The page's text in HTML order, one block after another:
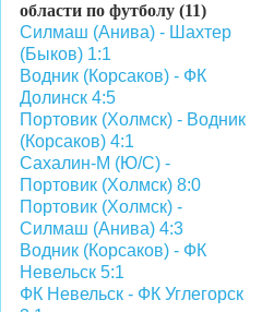
области по футболу (11)
Силмаш (Анива) - Шахтер
(Быков) 1:1
Водник (Корсаков) - ФК
Долинск 4:5
Портовик (Холмск) - Водник
(Корсаков) 4:1
Сахалин-М (Ю/С) -
Портовик (Холмск) 8:0
Портовик (Холмск) -
Силмаш (Анива) 4:3
Водник (Корсаков) - ФК
Невельск 5:1
ФК Невельск - ФК Углегорск